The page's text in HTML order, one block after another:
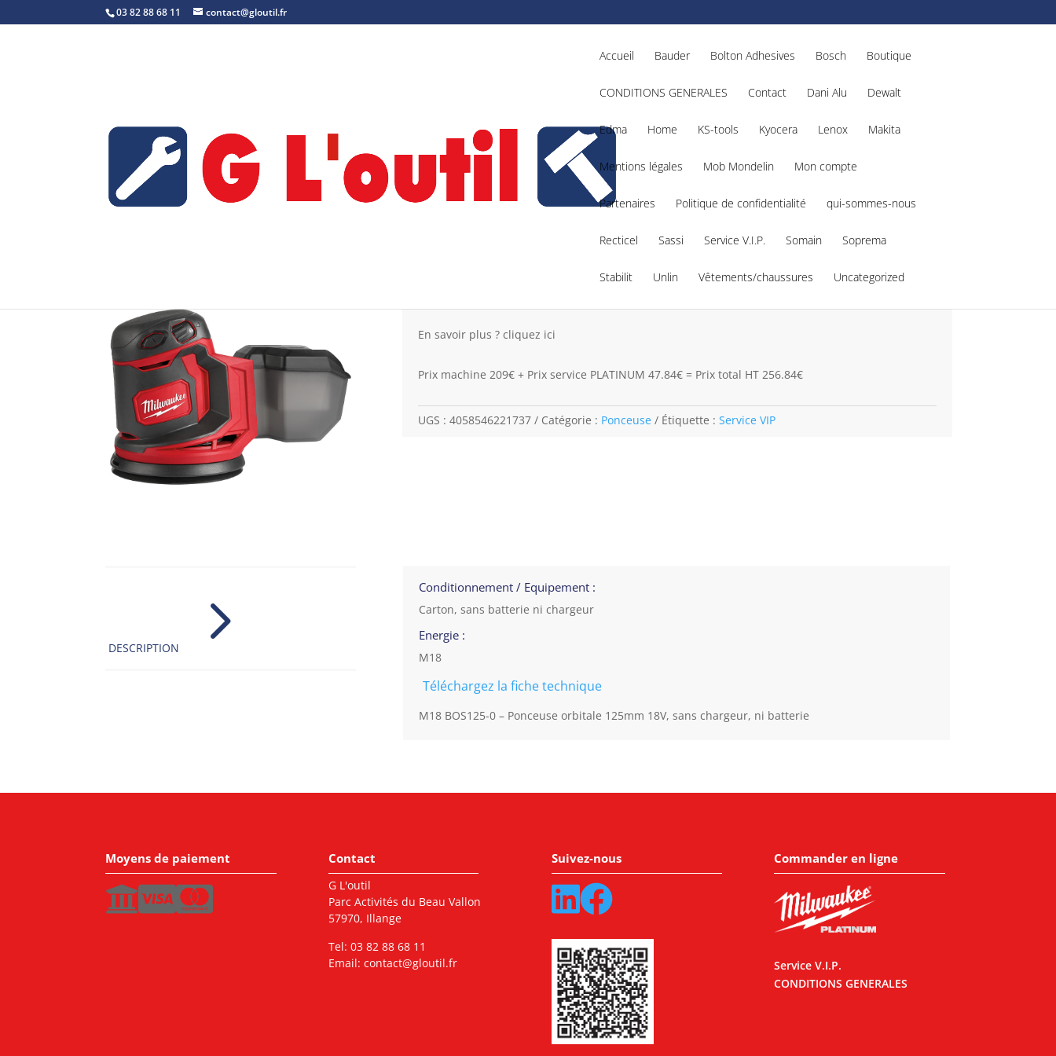
03 82 88 68 11 contact@gloutil.fr
Accueil Bauder Bolton Adhesives Bosch Boutique
CONDITIONS GENERALES Contact Dani Alu Dewalt
Edma Home KS-tools Kyocera Lenox Makita
Mentions légales Mob Mondelin Mon compte
Partenaires Politique de confidentialité qui-sommes-nous
Recticel Sassi Service V.I.P. Somain Soprema
Stabilit Unlin Vêtements/chaussures Uncategorized
En savoir plus ? cliquez ici
Prix machine 209€ + Prix service PLATINUM 47.84€ = Prix total HT 256.84€
UGS : 4058546221737 Catégorie : Ponceuse Étiquette : Service VIP
DESCRIPTION 5 Conditionnement / Equipement :
Carton, sans batterie ni chargeur
Energie :
M18
Téléchargez la fiche technique
M18 BOS125-0 – Ponceuse orbitale 125mm 18V, sans chargeur, ni batterie
Moyens de paiement Contact
G L'outil
Parc Activités du Beau Vallon
57970, Illange
Tel: 03 82 88 68 11
Email: contact@gloutil.fr
Suivez-nous Commander en ligne
Service V.I.P.
CONDITIONS GENERALES